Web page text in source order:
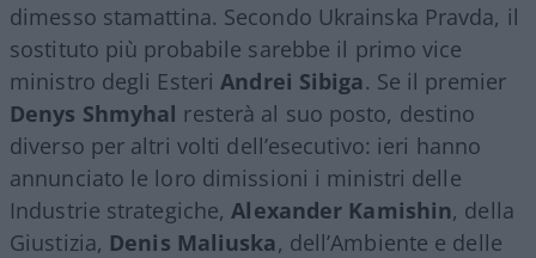
dimesso stamattina. Secondo Ukrainska Pravda, il
sostituto più probabile sarebbe il primo vice
ministro degli EsteriAndrei Sibiga. Se il premier
Denys Shmyhal resterà al suo posto, destino
diverso per altri volti dell’esecutivo: ieri hanno
annunciato le loro dimissioni i ministri delle
Industrie strategiche, Alexander Kamishin, della
Giustizia, Denis Maliuska, dell’Ambiente e delle